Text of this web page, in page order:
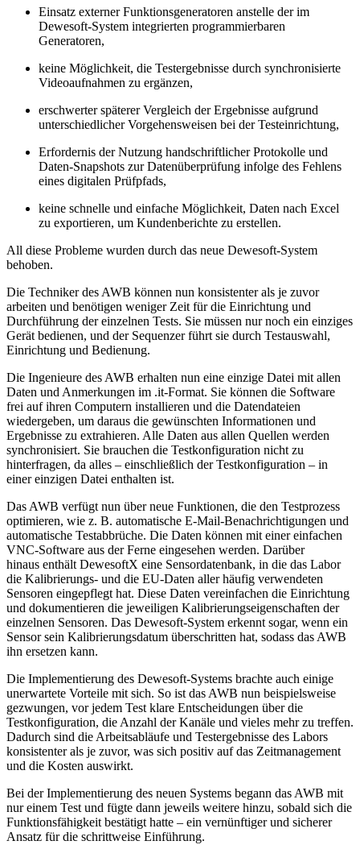
Einsatz externer Funktionsgeneratoren anstelle der im
Dewesoft-System integrierten programmierbaren
Generatoren,
keine Möglichkeit, die Testergebnisse durch synchronisierte
Videoaufnahmen zu ergänzen,
erschwerter späterer Vergleich der Ergebnisse aufgrund
unterschiedlicher Vorgehensweisen bei der Testeinrichtung,
Erfordernis der Nutzung handschriftlicher Protokolle und
Daten-Snapshots zur Datenüberprüfung infolge des Fehlens
eines digitalen Prüfpfads,
keine schnelle und einfache Möglichkeit, Daten nach Excel
zu exportieren, um Kundenberichte zu erstellen.
All diese Probleme wurden durch das neue Dewesoft-System
behoben.
Die Techniker des AWB können nun konsistenter als je zuvor
arbeiten und benötigen weniger Zeit für die Einrichtung und
Durchführung der einzelnen Tests. Sie müssen nur noch ein einziges
Gerät bedienen, und der Sequenzer führt sie durch Testauswahl,
Einrichtung und Bedienung.
Die Ingenieure des AWB erhalten nun eine einzige Datei mit allen
Daten und Anmerkungen im .it-Format. Sie können die Software
frei auf ihren Computern installieren und die Datendateien
wiedergeben, um daraus die gewünschten Informationen und
Ergebnisse zu extrahieren. Alle Daten aus allen Quellen werden
synchronisiert. Sie brauchen die Testkonfiguration nicht zu
hinterfragen, da alles – einschließlich der Testkonfiguration – in
einer einzigen Datei enthalten ist.
Das AWB verfügt nun über neue Funktionen, die den Testprozess
optimieren, wie z. B. automatische E-Mail-Benachrichtigungen und
automatische Testabbrüche. Die Daten können mit einer einfachen
VNC-Software aus der Ferne eingesehen werden. Darüber
hinaus enthält DewesoftX eine Sensordatenbank, in die das Labor
die Kalibrierungs- und die EU-Daten aller häufig verwendeten
Sensoren eingepflegt hat. Diese Daten vereinfachen die Einrichtung
und dokumentieren die jeweiligen Kalibrierungseigenschaften der
einzelnen Sensoren. Das Dewesoft-System erkennt sogar, wenn ein
Sensor sein Kalibrierungsdatum überschritten hat, sodass das AWB
ihn ersetzen kann.
Die Implementierung des Dewesoft-Systems brachte auch einige
unerwartete Vorteile mit sich. So ist das AWB nun beispielsweise
gezwungen, vor jedem Test klare Entscheidungen über die
Testkonfiguration, die Anzahl der Kanäle und vieles mehr zu treffen.
Dadurch sind die Arbeitsabläufe und Testergebnisse des Labors
konsistenter als je zuvor, was sich positiv auf das Zeitmanagement
und die Kosten auswirkt.
Bei der Implementierung des neuen Systems begann das AWB mit
nur einem Test und fügte dann jeweils weitere hinzu, sobald sich die
Funktionsfähigkeit bestätigt hatte – ein vernünftiger und sicherer
Ansatz für die schrittweise Einführung.